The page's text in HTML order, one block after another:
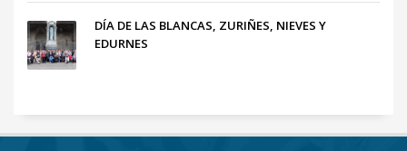
DÍA DE LAS BLANCAS, ZURIÑES, NIEVES Y
EDURNES